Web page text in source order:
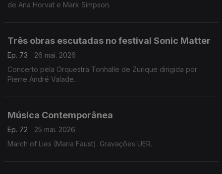
de Ana Horvat e Mark Simpson.
Três obras escutadas no festival Sonic Matter
Ep. 73
26 mai. 2026
Concerto pela Orquestra Tonhalle de Zurique dirigida por
Pierre André Valade.
Música Contemporânea
Ep. 72
25 mai. 2026
March of Lies (Maria Faust). Gravações UER.